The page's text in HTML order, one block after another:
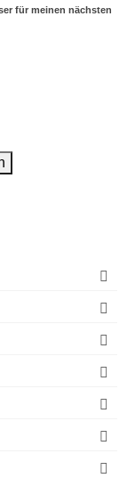
für meinen nächsten